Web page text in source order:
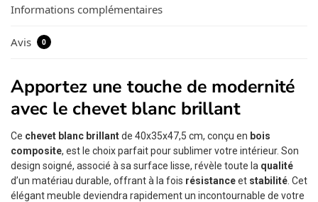
Informations complémentaires
Avis 0
Apportez une touche de modernité
avec le chevet blanc brillant
Ce chevet blanc brillantde 40x35x47,5 cm, conçu en bois
composite, est le choix parfait pour sublimer votre intérieur. Son
design soigné, associé à sa surface lisse, révèle toute la qualité
d’un matériau durable, offrant à la fois résistanceet stabilité . Cet
élégant meuble deviendra rapidement un incontournable de votre